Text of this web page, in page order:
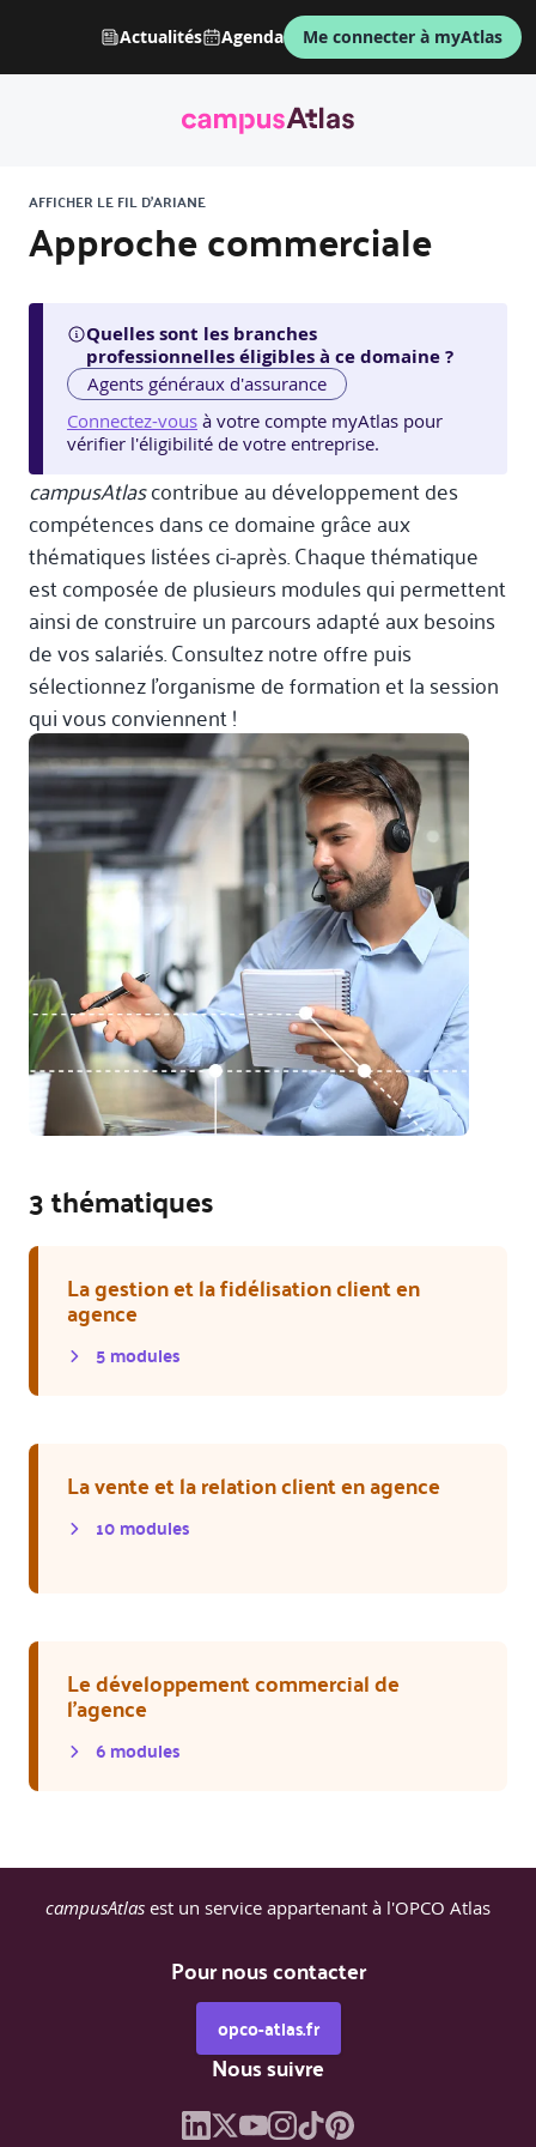
Actualités Agenda Me connecter à myAtlas
AFFICHER LE FIL D'ARIANE
Approche commerciale
Quelles sont les branches
professionnelles éligibles à ce domaine ?
Agents généraux d'assurance
Connectez-vous à votre compte myAtlas pour
vérifier l'éligibilité de votre entreprise.
campusAtlascontribue au développement des
compétences dans ce domaine grâce aux
thématiques listées ci-après. Chaque thématique
est composée de plusieurs modules qui permettent
ainsi de construire un parcours adapté aux besoins
de vos salariés. Consultez notre offre puis
sélectionnez l’organisme de formation et la session
qui vous conviennent !
3 thématiques
La gestion et la fidélisation client en
agence
5modules
La vente et la relation client en agence
10modules
Le développement commercial de
l'agence
6modules
campusAtlas est un service appartenant à l'OPCO Atlas
Pour nous contacter
opco-atlas.fr
Nous suivre